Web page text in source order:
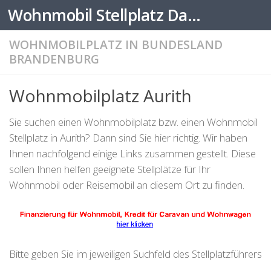
Zum Inhalt springen Wohnmobil Stellplatz Datenbank
WOHNMOBILPLATZ IN BUNDESLAND
BRANDENBURG
Wohnmobilplatz Aurith
Sie suchen einen Wohnmobilplatz bzw. einen Wohnmobil
Stellplatz in Aurith? Dann sind Sie hier richtig. Wir haben
Ihnen nachfolgend einige Links zusammen gestellt. Diese
sollen Ihnen helfen geeignete Stellplätze für Ihr
Wohnmobil oder Reisemobil an diesem Ort zu finden.
Bitte geben Sie im jeweiligen Suchfeld des Stellplatzführers